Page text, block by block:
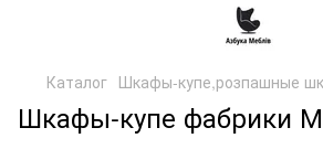
Каталог Шкафы-купе,розпашные
Шкафы-купе фабрики